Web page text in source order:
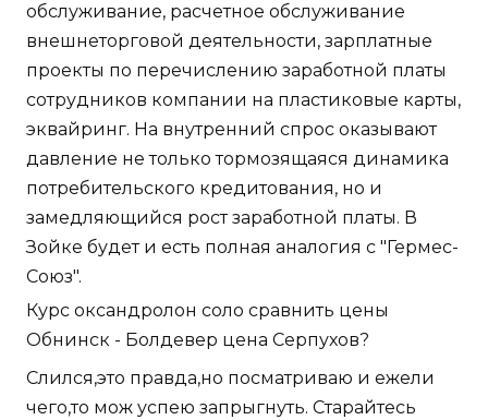
обслуживание, расчетное обслуживание
внешнеторговой деятельности, зарплатные
проекты по перечислению заработной платы
сотрудников компании на пластиковые карты,
эквайринг. На внутренний спрос оказывают
давление не только тормозящаяся динамика
потребительского кредитования, но и
замедляющийся рост заработной платы. В
Зойке будет и есть полная аналогия с "Гермес-
Союз".
Курс оксандролон соло сравнить цены
Обнинск - Болдевер цена Серпухов?
Слился,это правда,но посматриваю и ежели
чего,то мож успею запрыгнуть. Старайтесь